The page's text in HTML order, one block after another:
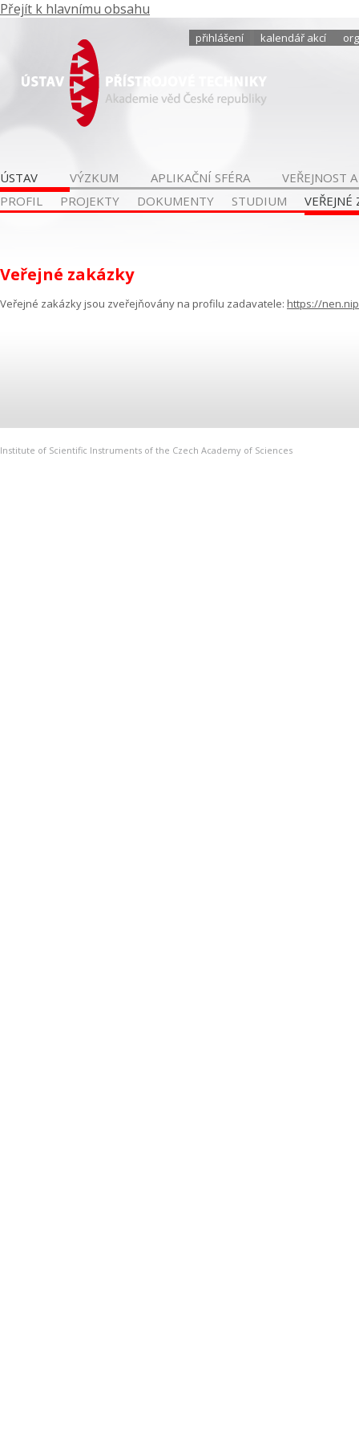
Přejít k hlavnímu obsahu
přihlášení kalendář akcí
ÚSTAV VÝZKUM APLIKAČNÍ SFÉRA
VEŘEJNOST
PROFIL
PROJEKTY DOKUMENTY STUDIUM VEŘEJNÉ
Veřejné zakázky
Veřejné zakázky jsou zveřejňovány na profilu zadavatele: https://
Institute of Scientific Instruments of the Czech Academy of Sciences